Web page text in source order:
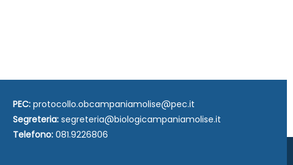
PEC: protocollo.obcampaniamolise@pec.it
Segreteria: segreteria@biologicampaniamolise.it
Telefono: 081.9226806